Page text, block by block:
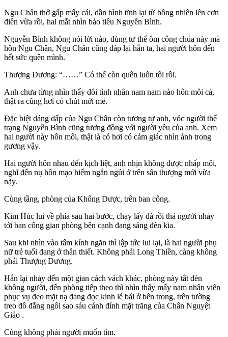
Ngu Chân thở gấp mấy cái, dần bình tĩnh lại từ bỗng nhiên lên cơn
điên vừa rồi, hai mắt nhìn bảo tiêu Nguyễn Bình.
Nguyễn Bình không nói lời nào, dùng tư thế ôm công chúa này mà
hôn Ngu Chân, Ngu Chân cũng đáp lại hắn ta, hai người hôn đến
hết sức quên mình.
Thượng Dương: “……” Có thể còn quên luôn tôi rồi.
Anh chưa từng nhìn thấy đôi tình nhân nam nam nào hôn môi cả,
thật ra cũng hơi có chút mới mẻ.
Đặc biệt dáng dấp của Ngu Chân còn tương tự anh, vóc người thể
trạng Nguyễn Bình cũng tương đồng với người yêu của anh. Xem
hai người này hôn môi, thật là có hơi có cảm giác nhìn ảnh trong
gương vậy.
Hai người hôn nhau đến kịch liệt, anh nhịn không được nhấp môi,
nghĩ đến nụ hôn mạo hiểm ngắn ngủi ở trên sân thượng mới vừa
nãy.
Cùng tầng, phòng của Khổng Dược, trên ban công.
Kim Húc lui về phía sau hai bước, chạy lấy đà rồi thả người nhảy
tới ban công gian phòng bên cạnh đang sáng đèn kia.
Sau khi nhìn vào tấm kính ngăn thì lập tức lui lại, là hai người phụ
nữ trẻ tuổi đang ở thân thiết. Không phải Long Thiền, càng không
phải Thượng Dương.
Hắn lại nhảy đến một gian cách vách khác, phòng này tắt đèn
không người, đến phòng tiếp theo thì nhìn thấy mấy nam nhân viên
phục vụ đeo mặt nạ đang đọc kinh lễ bái ở bên trong, trên tường
treo đồ đằng ngôi sao sáu cánh đính mặt trăng của Chân Nguyệt
Giáo .
Cũng không phải người muốn tìm.